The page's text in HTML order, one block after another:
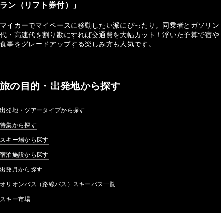
ラン（リフト券付）」
マイカーでマイペースに移動したい派にぴったり。同乗者とガソリン
代・高速代を割り勘にすれば交通費を大幅カット！浮いた予算で宿や
食事をグレードアップする楽しみ方も人気です。
旅の目的・出発地から探す
出発地・ツアータイプから探す
特集から探す
スキー場から探す
宿泊施設から探す
出発月から探す
オリオンバス（路線バス）スキーバス一覧
スキー市場